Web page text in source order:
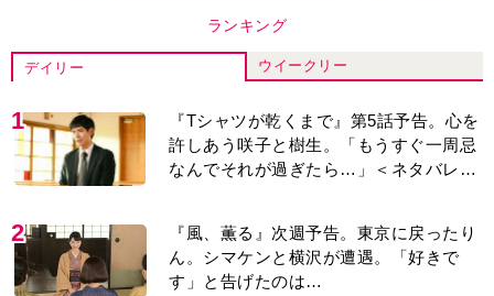
ランキング
デイリー ウイークリー
1
『Tシャツが乾くまで』第5話予告。心を
許しあう咲子と樹生。「もうすぐ一周忌
なんでそれが過ぎたら…」＜ネタバレあ
2
『風、薫る』次週予告。東京に戻ったり
ん。シマケンと横沢が遭遇。「好きで
す」と告げたのは…